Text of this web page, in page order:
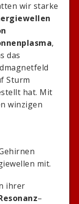
wir starke
,
das
Sturm
hat. Mit
winzigen
mit.
ihrer
–